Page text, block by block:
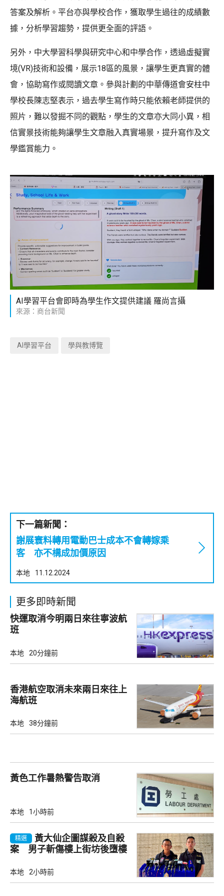
答案及解析。平台亦與學校合作，獲取學生過往的成績數
據，分析學習趨勢，提供更全面的評語。
另外，中大學習科學與研究中心和中學合作，透過虛擬實
境(VR)技術和設備，展示18區的風景，讓學生更真實的體
會，協助寫作或閱讀文章。參與計劃的中華傳道會安柱中
學校長陳志堅表示，過去學生寫作時只能依賴老師提供的
照片，難以發掘不同的觀點，學生的文章亦大同小異，相
信實景技術能夠讓學生文章融入真實場景，提升寫作及文
學鑑賞能力。
AI學習平台會即時為學生作文提供建議 羅尚言攝
來源：商台新聞
AI學習平台 學與教博覽
下一篇新聞：
謝展寰料轉用電動巴士成本不會轉嫁乘
客 亦不構成加價原因
本地 11.12.2024
更多即時新聞
快運取消今明兩日來往寧波航
班
本地 20分鐘前
香港航空取消未來兩日來往上
海航班
本地 38分鐘前
黃色工作暑熱警告取消
本地 1小時前
精選
黃大仙企圖謀殺及自殺
案 男子斬傷樓上街坊後墮樓
本地 2小時前